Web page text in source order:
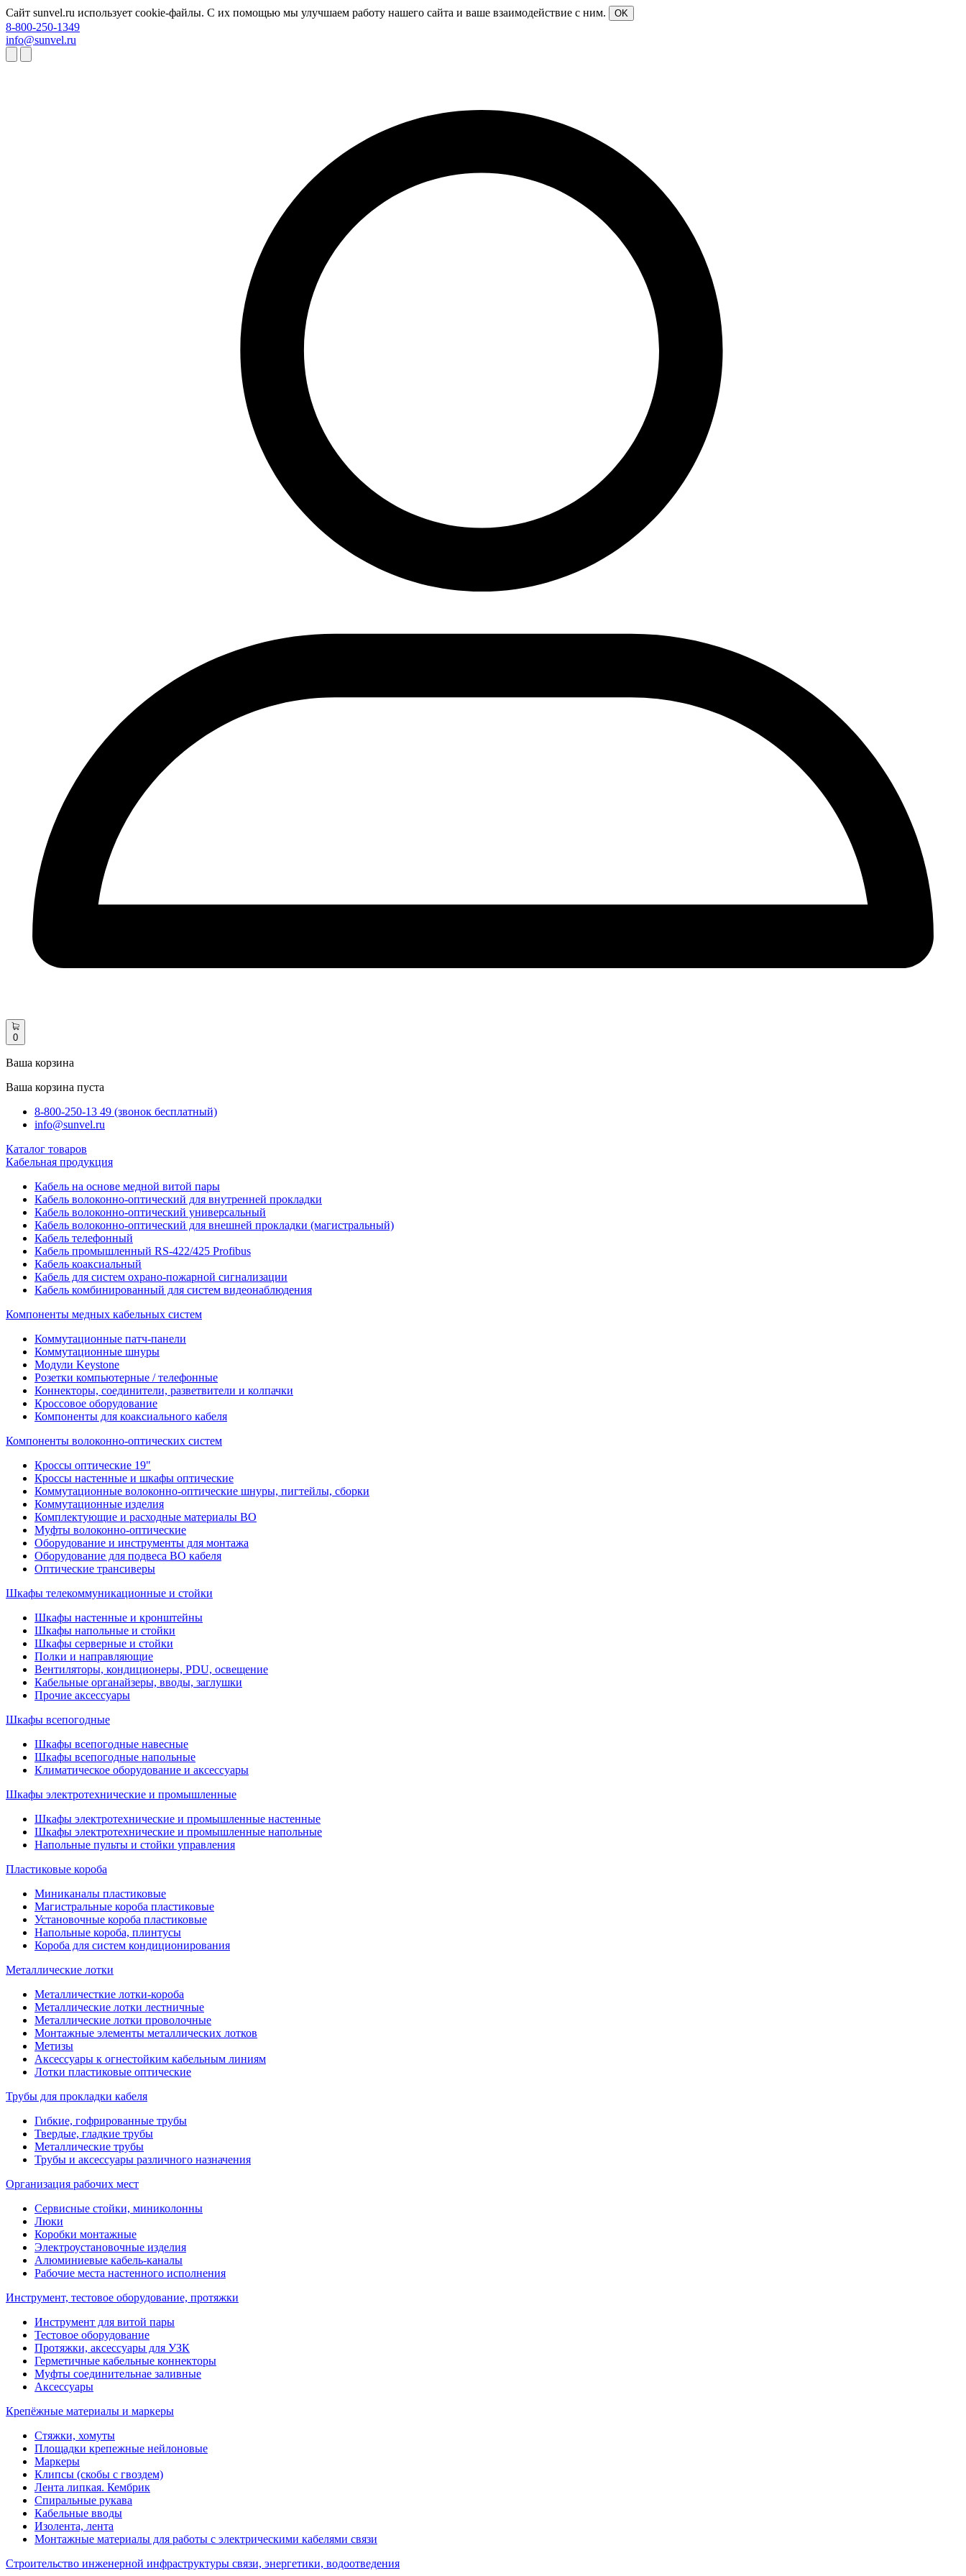
Сайт sunvel.ru использует cookie-файлы. С их помощью мы улучшаем работу нашего сайта и ваше взаимодействие с ним. OK
8-800-250-1349
info@sunvel.ru
0
Ваша корзина
Ваша корзина пуста
8-800-250-13 49 (звонок бесплатный)
info@sunvel.ru
Каталог товаров
Кабельная продукция
Кабель на основе медной витой пары
Кабель волоконно-оптический для внутренней прокладки
Кабель волоконно-оптический универсальный
Кабель волоконно-оптический для внешней прокладки (магистральный)
Кабель телефонный
Кабель промышленный RS-422/425 Profibus
Кабель коаксиальный
Кабель для систем охрано-пожарной сигнализации
Кабель комбинированный для систем видеонаблюдения
Компоненты медных кабельных систем
Коммутационные патч-панели
Коммутационные шнуры
Модули Keystone
Розетки компьютерные / телефонные
Коннекторы, соединители, разветвители и колпачки
Кроссовое оборудование
Компоненты для коаксиального кабеля
Компоненты волоконно-оптических систем
Кроссы оптические 19"
Кроссы настенные и шкафы оптические
Коммутационные волоконно-оптические шнуры, пигтейлы, сборки
Коммутационные изделия
Комплектующие и расходные материалы ВО
Муфты волоконно-оптические
Оборудование и инструменты для монтажа
Оборудование для подвеса ВО кабеля
Оптические трансиверы
Шкафы телекоммуникационные и стойки
Шкафы настенные и кронштейны
Шкафы напольные и стойки
Шкафы серверные и стойки
Полки и направляющие
Вентиляторы, кондиционеры, PDU, освещение
Кабельные органайзеры, вводы, заглушки
Прочие аксеcсуары
Шкафы всепогодные
Шкафы всепогодные навесные
Шкафы всепогодные напольные
Климатическое оборудование и аксессуары
Шкафы электротехнические и промышленные
Шкафы электротехнические и промышленные настенные
Шкафы электротехнические и промышленные напольные
Напольные пульты и стойки управления
Пластиковые короба
Миниканалы пластиковые
Магистральные короба пластиковые
Установочные короба пластиковые
Напольные короба, плинтусы
Короба для систем кондиционирования
Металлические лотки
Металличесткие лотки-короба
Металлические лотки лестничные
Металлические лотки проволочные
Монтажные элементы металлических лотков
Метизы
Аксессуары к огнестойким кабельным линиям
Лотки пластиковые оптические
Трубы для прокладки кабеля
Гибкие, гофрированные трубы
Твердые, гладкие трубы
Металлические трубы
Трубы и аксессуары различного назначения
Организация рабочих мест
Сервисные стойки, миниколонны
Люки
Коробки монтажные
Электроустановочные изделия
Алюминиевые кабель-каналы
Рабочие места настенного исполнения
Инструмент, тестовое оборудование, протяжки
Инструмент для витой пары
Тестовое оборудование
Протяжки, аксессуары для УЗК
Герметичные кабельные коннекторы
Муфты соединительнае заливные
Аксессуары
Крепёжные материалы и маркеры
Стяжки, хомуты
Площадки крепежные нейлоновые
Маркеры
Клипсы (скобы с гвоздем)
Лента липкая. Кембрик
Спиральные рукава
Кабельные вводы
Изолента, лента
Монтажные материалы для работы с электрическими кабелями связи
Строительство инженерной инфраструктуры связи, энергетики, водоотведения